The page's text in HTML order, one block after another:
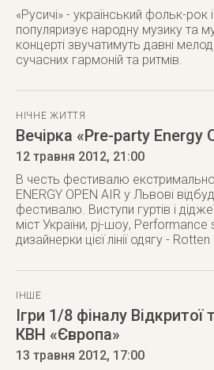
«Русичi» - український фольк-рок
популяризує народну музику та
концерті звучатимуть давні
сучасних гармоній та ритмів.
НІЧНЕ ЖИТТЯ
Вечірка «Pre-party Energy
12 травня 2012, 21:00
В честь фестивалю
ENERGY OPEN AIR у Львові
фестивалю. Виступи гуртів і
міст України, pj-шоу, Performance
дизайнерки цієї лінії одягу -
ІНШЕ
Ігри 1/8 фіналу Відкритої
КВН «Європа»
13 травня 2012, 17:00